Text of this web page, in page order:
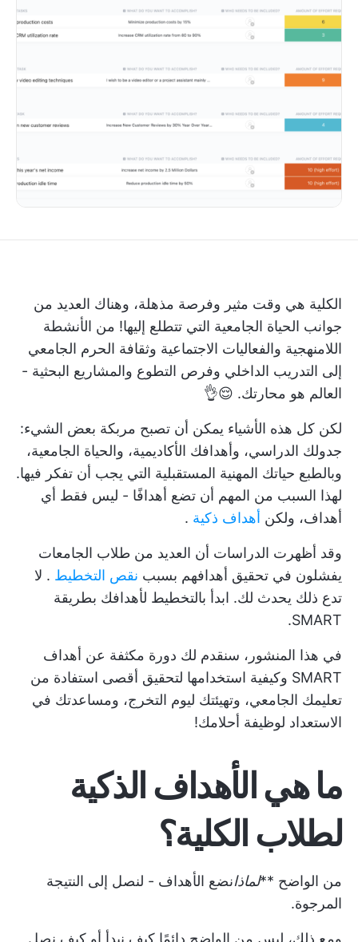
الكلية هي وقت مثير وفرصة مذهلة، وهناك العديد من
جوانب الحياة الجامعية التي تتطلع إليها! من الأنشطة
اللامنهجية والفعاليات الاجتماعية وثقافة الحرم الجامعي
إلى التدريب الداخلي وفرص التطوع والمشاريع البحثية -
العالم هو محارتك. 😌👌
لكن كل هذه الأشياء يمكن أن تصبح مربكة بعض الشيء:
جدولك الدراسي، وأهدافك الأكاديمية، والحياة الجامعية،
وبالطبع حياتك المهنية المستقبلية التي يجب أن تفكر فيها.
لهذا السبب من المهم أن تضع أهدافًا - ليس فقط أي
أهداف، ولكن أهداف ذكية .
وقد أظهرت الدراسات أن العديد من طلاب الجامعات
يفشلون في تحقيق أهدافهم بسبب نقص التخطيط . لا
تدع ذلك يحدث لك. ابدأ بالتخطيط لأهدافك بطريقة
SMART.
في هذا المنشور، سنقدم لك دورة مكثفة عن أهداف
SMART وكيفية استخدامها لتحقيق أقصى استفادة من
تعليمك الجامعي، وتهيئتك ليوم التخرج، ومساعدتك في
الاستعداد لوظيفة أحلامك!
ما هي الأهداف الذكية
لطلاب الكلية؟
من الواضح **لماذانضع الأهداف - لنصل إلى النتيجة
المرجوة.
ومع ذلك، ليس من الواضح دائمًا كيف نبدأ أو كيف نصل